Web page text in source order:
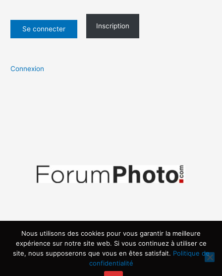
Inscription
Connexion
Nous utilisons des cookies pour vous garantir la meilleure
expérience sur notre site web. Si vous continuez à utiliser ce
site, nous supposerons que vous en êtes satisfait. Politique de
confidentialité